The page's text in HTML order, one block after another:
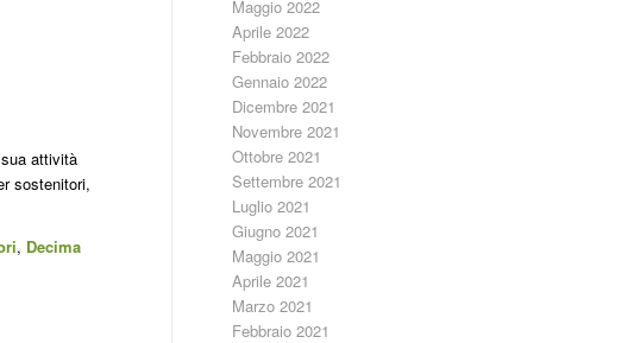
attività
sostenitori,
, Decima
Maggio 2022
Aprile 2022
Febbraio 2022
Gennaio 2022
Dicembre 2021
Novembre 2021
Ottobre 2021
Settembre 2021
Luglio 2021
Giugno 2021
Maggio 2021
Aprile 2021
Marzo 2021
Febbraio 2021